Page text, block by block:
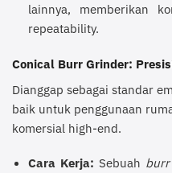
lainnya, memberikan
repeatability.
Conical Burr Grinder:
Dianggap sebagai standar
baik untuk penggunaan
komersial high-end.
Cara Kerja: Sebuah burr